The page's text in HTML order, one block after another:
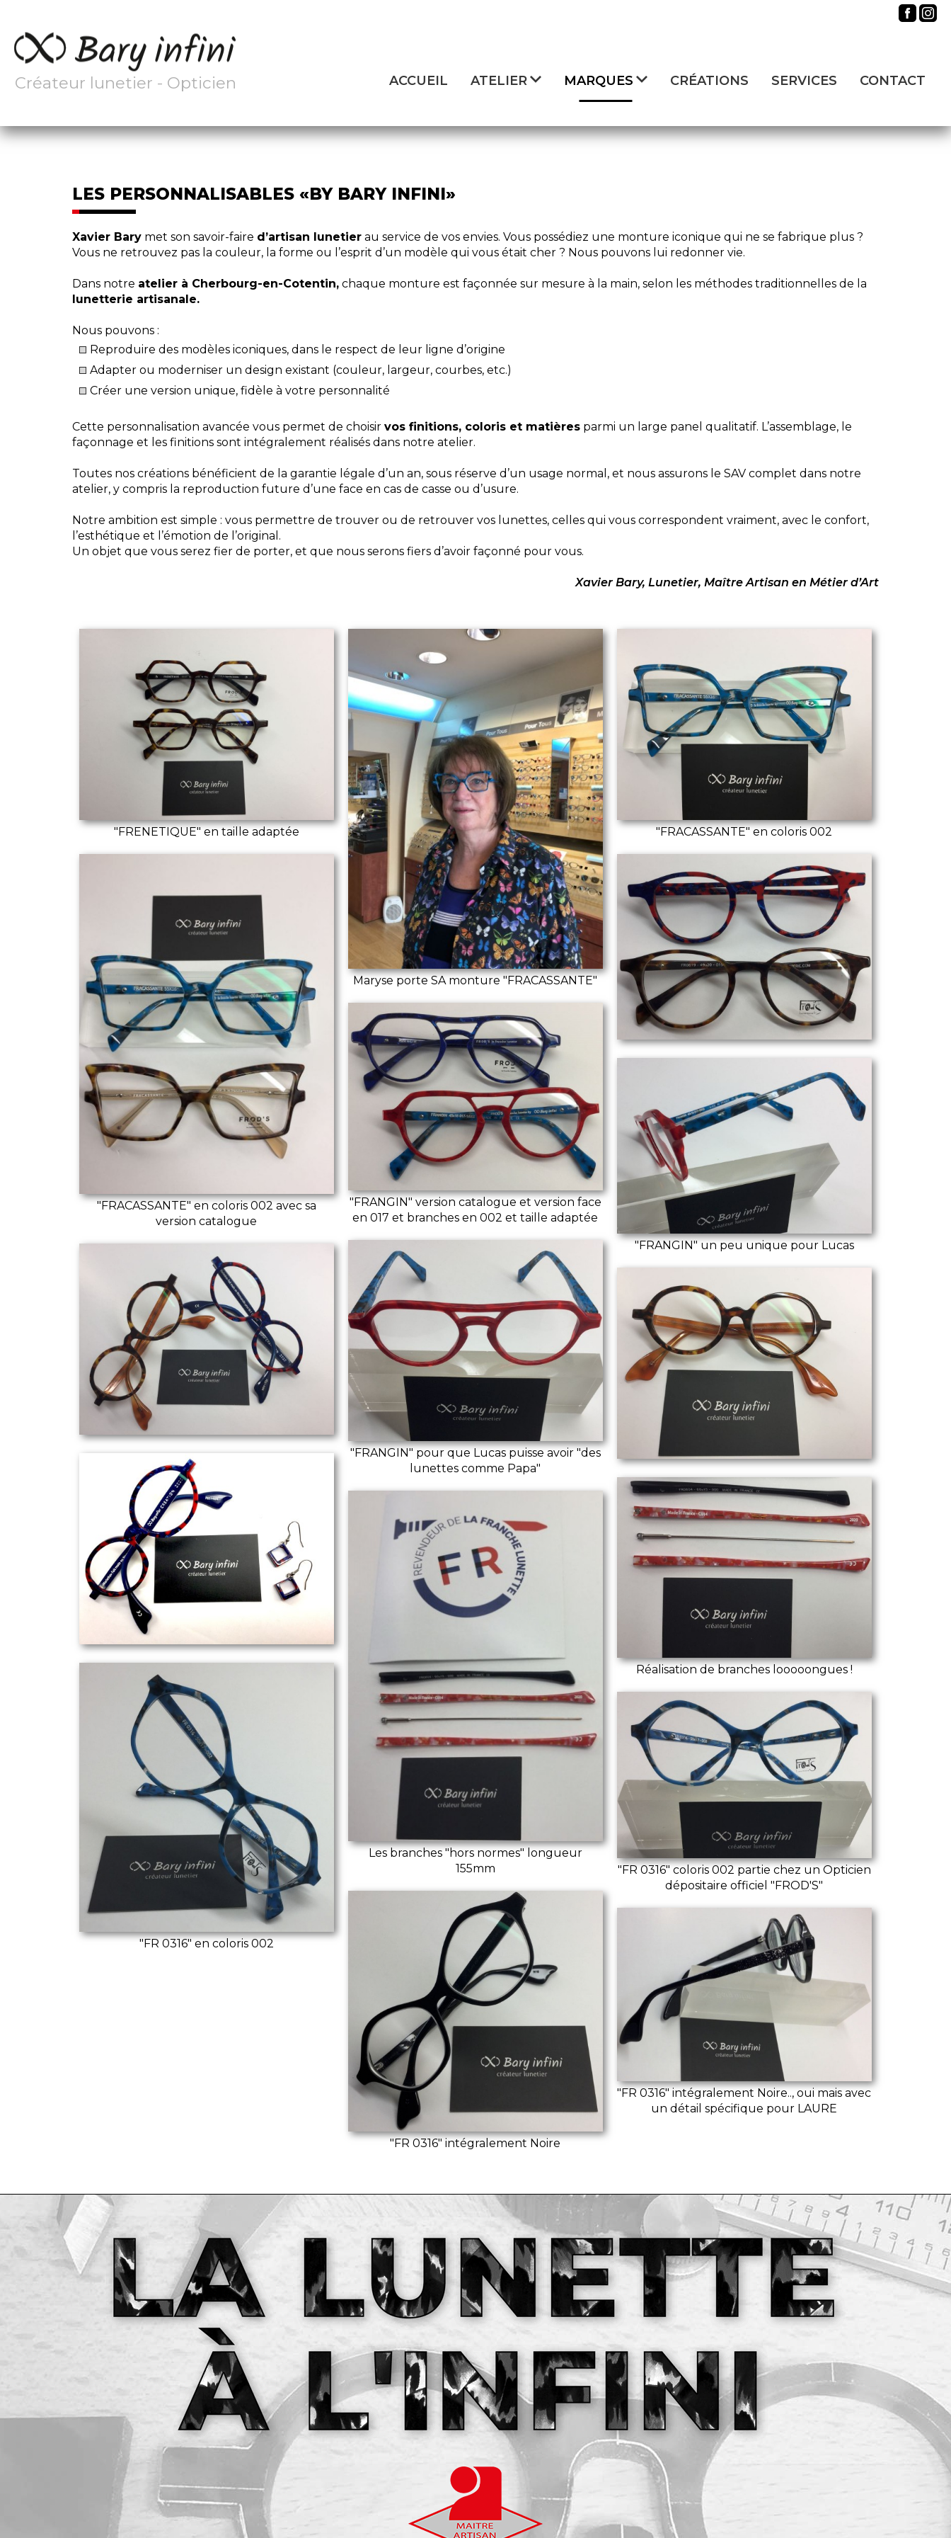
Créateur lunetier - Opticien ACCUEIL ATELIER MARQUES CRÉATIONS SERVICES CONTACT
LES PERSONNALISABLES «BY BARY INFINI»
Xavier Bary met son savoir-faire d’artisan lunetier au service de vos envies. Vous possédiez une monture iconique qui ne se fabrique plus ?
Vous ne retrouvez pas la couleur, la forme ou l’esprit d’un modèle qui vous était cher ? Nous pouvons lui redonner vie.
Dans notre atelier à Cherbourg-en-Cotentin, chaque monture est façonnée sur mesure à la main, selon les méthodes traditionnelles de la
lunetterie artisanale.
Nous pouvons :
Reproduire des modèles iconiques, dans le respect de leur ligne d’origine
Adapter ou moderniser un design existant (couleur, largeur, courbes, etc.)
Créer une version unique, fidèle à votre personnalité
Cette personnalisation avancée vous permet de choisir vos finitions, coloris et matières parmi un large panel qualitatif. L’assemblage, le
façonnage et les finitions sont intégralement réalisés dans notre atelier.
Toutes nos créations bénéficient de la garantie légale d’un an, sous réserve d’un usage normal, et nous assurons le SAV complet dans notre
atelier, y compris la reproduction future d’une face en cas de casse ou d’usure.
Notre ambition est simple : vous permettre de trouver ou de retrouver vos lunettes, celles qui vous correspondent vraiment, avec le confort,
l’esthétique et l’émotion de l’original.
Un objet que vous serez fier de porter, et que nous serons fiers d’avoir façonné pour vous.
Xavier Bary, Lunetier, Maître Artisan en Métier d’Art
"FRENETIQUE" en taille adaptée
Maryse porte SA monture "FRACASSANTE"
"FRACASSANTE" en coloris 002
"FRACASSANTE" en coloris 002 avec sa
version catalogue
"FRANGIN" version catalogue et version face
en 017 et branches en 002 et taille adaptée
"FRANGIN" un peu unique pour Lucas
"FRANGIN" pour que Lucas puisse avoir "des
lunettes comme Papa"
Réalisation de branches looooongues !
Les branches "hors normes" longueur
155mm
"FR 0316" en coloris 002
"FR 0316" coloris 002 partie chez un Opticien
dépositaire officiel "FROD'S"
"FR 0316" intégralement Noire
"FR 0316" intégralement Noire.., oui mais avec
un détail spécifique pour LAURE